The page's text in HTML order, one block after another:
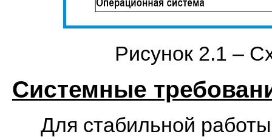
Рисунок 2.1 –
Системные
Для стабильной